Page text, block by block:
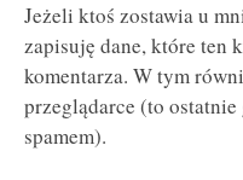
Jeżeli ktoś zostawia u
zapisuję dane, które ten
komentarza. W tym
przeglądarce (to
spamem).